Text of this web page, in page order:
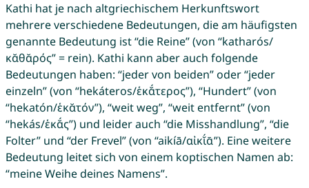
Kathi hat je nach altgriechischem Herkunftswort
mehrere verschiedene Bedeutungen, die am häufigsten
genannte Bedeutung ist “die Reine” (von “katharós/
κᾰθᾰρός” = rein). Kathi kann aber auch folgende
Bedeutungen haben: “jeder von beiden” oder “jeder
einzeln” (von “hekáteros/ἑκᾰ́τερος”), “Hundert” (von
“hekatón/ἑκᾰτόν”), “weit weg”, “weit entfernt” (von
“hekás/ἑκᾰ́ς”) und leider auch “die Misshandlung”, “die
Folter” und “der Frevel” (von “aikíā/αἰκῐ́ᾱ”). Eine weitere
Bedeutung leitet sich von einem koptischen Namen ab:
“meine Weihe deines Namens”.